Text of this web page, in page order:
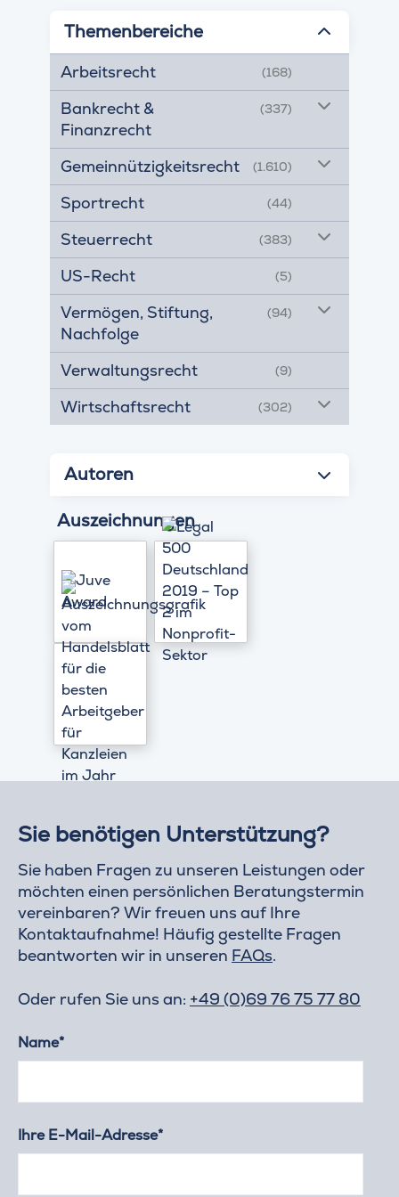
Themenbereiche
Arbeitsrecht (168)
Bankrecht &
Finanzrecht
(337)
Gemeinnützigkeitsrecht (1.610)
Sportrecht (44)
Steuerrecht (383)
US-Recht (5)
Vermögen, Stiftung,
Nachfolge
(94)
Verwaltungsrecht (9)
Wirtschaftsrecht (302)
Autoren
Auszeichnungen
Sie benötigen Unterstützung?
Sie haben Fragen zu unseren Leistungen oder
möchten einen persönlichen Beratungstermin
vereinbaren? Wir freuen uns auf Ihre
Kontaktaufnahme! Häufig gestellte Fragen
beantworten wir in unseren FAQs.
Oder rufen Sie uns an: +49 (0)69 76 75 77 80
Name*
Ihre E-Mail-Adresse*